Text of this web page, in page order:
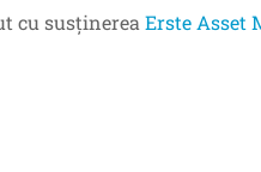
cu susținerea Erste Asset